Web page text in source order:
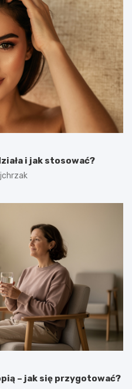
i jak stosować?
– jak się przygotować?